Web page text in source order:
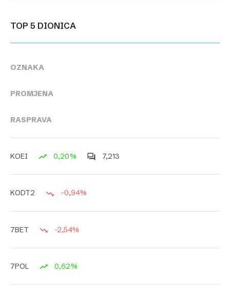
TOP 5 DIONICA
OZNAKA
PROMJENA
RASPRAVA
KOEI 0,20% 7,213
KODT2 -0,94%
7BET -2,54%
7POL 0,62%